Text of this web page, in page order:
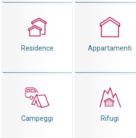
Residence Appartamenti
Campeggi Rifugi